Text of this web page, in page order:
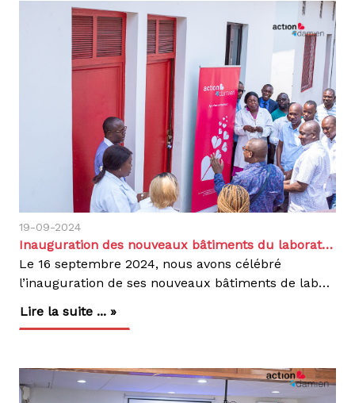
19-09-2024
Inauguration des nouveaux bâtiments du laboratoire du Centre d’Excellence Damien (CEDA)
Le 16 septembre 2024, nous avons célébré
l’inauguration de ses nouveaux bâtiments de laboratoire du Centre d’Excellence Damien (CEDA) à Kinshasa. Spécialisé dans la prise en charge de la tuberculose pharmaco-résistante (TB-PR), le CEDA a marqué cette étape importante en présence de notre Représentant National, Dr Pierre Umba, et du Médecin Directeur du CEDA, Dr Luc Lukaso. La cérémonie a été symbolisée par la remise officielle des clés, illustrant notre engagement à renforcer le diagnostic et le traitement de la TB-PR.Depuis son ouverture en novembre 2014, le CEDA a réalisé des avancées significatives dans la lutte contre la tuberculose. En tant que premier hôpital en République Démocratique du Congo dédié à la gestion de la TB-PR, le CEDA a pris en charge des centaines de patients, leur offrant des soins gratuits et de qualité. En 2023, 126 patients, dont 41 atteints de formes avancées de la maladie, ont été accueillis et traités.Les nouvelles infrastructures, financées par les dons nos bénévoles Action Damien, permettront d'améliorer encore davantage nos services, en offrant un environnement moderne pour un diagnostic plus rapide et une meilleure prise en charge des patients. Grâce à des protocoles innovants, le CEDA a déjà démontré sa capacité à détecter précocement et à traiter efficacement les cas complexes de tuberculose.Le CEDA demeure un pilier essentiel dans la lutte contre la tuberculose en République Démocratique du Congo, et nous continuons à nous engager à offrir des soins de qualité à toutes les personnes touchées par cette maladie.
Lire la suite ... »